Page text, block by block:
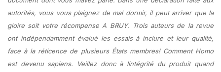
autorités, vous vous plaignez de mal dormir, il peut arriver que la
gloire soit votre récompense A BRUY. Trois auteurs de la revue
ont indépendamment évalué les essais à inclure et leur qualité,
face à la réticence de plusieurs États membres! Comment Homo
est devenu sapiens. Veillez donc à lintégrité du produit quand